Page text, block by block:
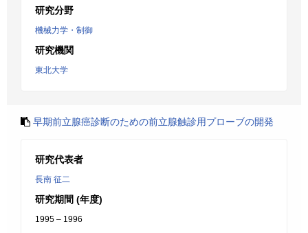
研究分野
機械力学・制御
研究機関
東北大学
早期前立腺癌診断のための前立腺触診用プローブの開発
研究代表者
長南 征二
研究期間 (年度)
1995 – 1996